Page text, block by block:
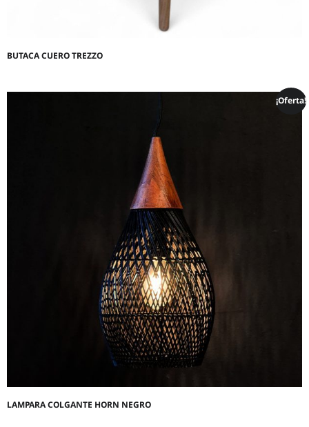
BUTACA CUERO TREZZO
¡Oferta!
LAMPARA COLGANTE HORN NEGRO